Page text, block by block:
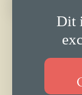
Dit